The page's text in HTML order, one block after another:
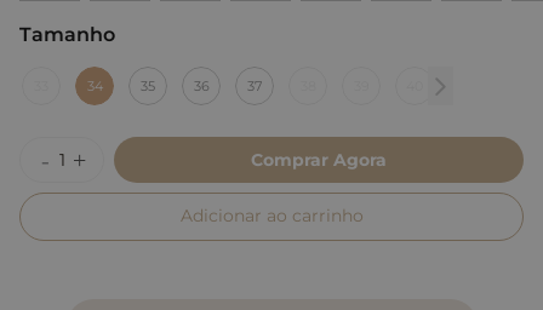
Tamanho
34 35 36 37
Comprar Agora
Adicionar ao carrinho